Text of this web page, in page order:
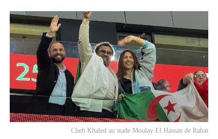
Cheb Khaled au stade Moulay El Hassan de Rabat